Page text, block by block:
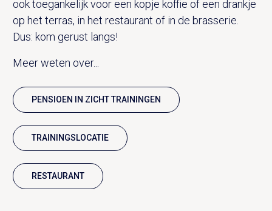
ook toegankelijk voor een kopje koffie of een drankje
op het terras, in het restaurant of in de brasserie.
Dus: kom gerust langs!
Meer weten over...
PENSIOEN IN ZICHT TRAININGEN
TRAININGSLOCATIE
RESTAURANT